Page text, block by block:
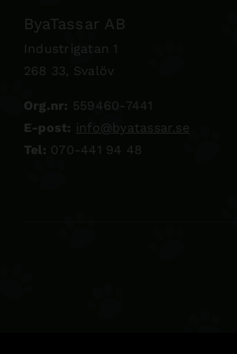
ByaTassar AB
Industrigatan 1
268 33, Svalöv
Org.nr: 559460-7441
E-post: info@byatassar.se
Tel: 070-441 94 48